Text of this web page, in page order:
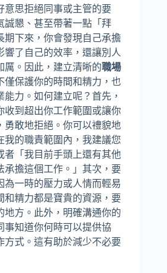
意思拒絕同事或主管的要
誠懇、甚至帶著一點「拜
期下來，你會發現自己承擔
響了自己的效率，還讓別人
厲。因此，建立清晰的職場
僅保護你的時間和精力，也
力。如何建立呢？首先，
收到超出你工作範圍或讓你
勇敢地拒絕。你可以禮貌地
我的職責範圍內，我建議您
者「我目前手頭上還有其他
承擔這個工作。」其次，要
為一時的壓力或人情而輕易
和精力都是寶貴的資源，要
地方。此外，明確溝通你的
事知道你何時可以提供協
方式。這有助於減少不必要